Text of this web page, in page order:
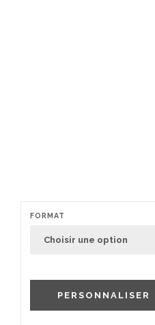
FORMAT
PERSONNALISER